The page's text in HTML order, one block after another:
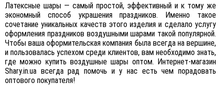
Латексные шары — самый простой, эффективный и к тому же
экономный способ украшения праздников. Именно такое
сочетание уникальных качеств этого изделия и сделало услугу
оформления праздников воздушными шарами такой популярной.
Чтобы ваша оформительская компания была всегда на вершине,
и пользовалась успехом среди клиентов, вам необходимо знать,
где можно купить воздушные шары оптом. Интернет-магазин
Shary.in.ua всегда рад помочь и у нас есть чем порадовать
оптового покупателя!